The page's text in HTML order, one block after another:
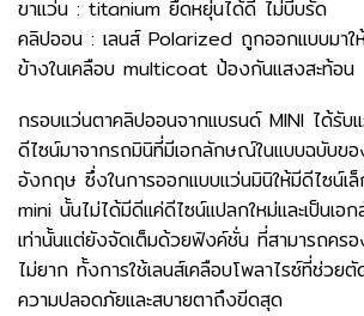
ขาแว่น : titanium ยืดหยุ่นได้ดี ไม่บีบรัด
คลิปออน : เลนส์ Polarized ถูกออกแบบมาใ
ข้างในเคลือบ multicoat ป้องกันแสงสะท้อน
กรอบแว่นตาคลิปออนจากแบรนด์ MINI ได้รับ
ดีไซน์มาจากรถมินิที่มีเอกลักษณ์ในแบบฉบับ
อังกฤษ ซึ่งในการออกแบบแว่นมินิให้มีดีไซน์เ
mini นั้นไม่ได้มีดีแค่ดีไซน์แปลกใหม่และเป็นเอ
เท่านั้นแต่ยังจัดเต็มด้วยฟังค์ชั่น ที่สามารถคร
ไม่ยาก ทั้งการใช้เลนส์เคลือบโพลาไรซ์ที่ช่วย
ความปลอดภัยและสบายตาถึงขีดสุด